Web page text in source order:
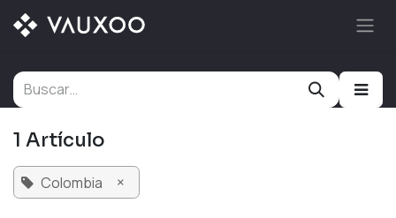
Ir al contenido
1 Artículo
Colombia ×